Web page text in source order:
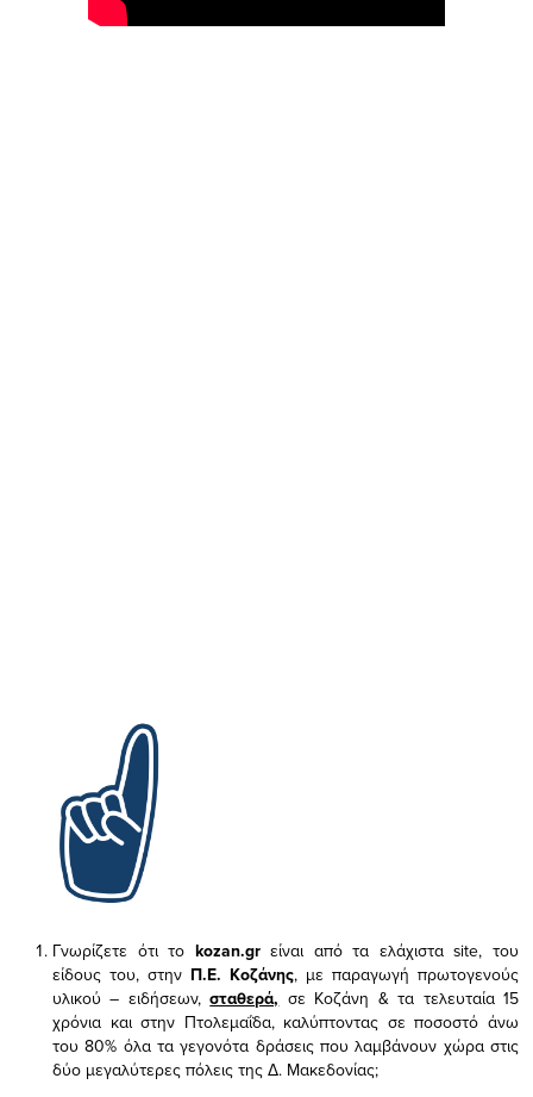
Γνωρίζετε ότι το kozan.gr είναι από τα ελάχισταsite, του
είδους του, στην Π.Ε. Κοζάνης, με παραγωγή πρωτογενούς
υλικού – ειδήσεων,σταθερά, σε Κοζάνη & τα τελευταία 15
χρόνια και στην Πτολεμαΐδα, καλύπτοντας σε ποσοστό άνω
του 80% όλα τα γεγονότα δράσεις που λαμβάνουν χώρα στις
δύο μεγαλύτερες πόλεις της Δ. Μακεδονίας;